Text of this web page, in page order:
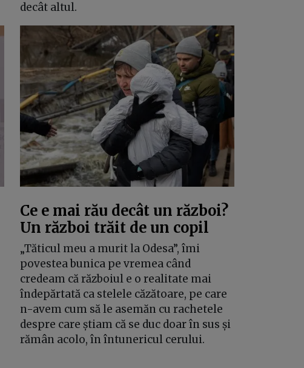
decât altul.
Ce e mai rău decât un război?
Un război trăit de un copil
„Tăticul meu a murit la Odesa”, îmi
povestea bunica pe vremea când
credeam că războiul e o realitate mai
îndepărtată ca stelele căzătoare, pe care
n-avem cum să le asemăn cu rachetele
despre care știam că se duc doar în sus și
rămân acolo, în întunericul cerului.